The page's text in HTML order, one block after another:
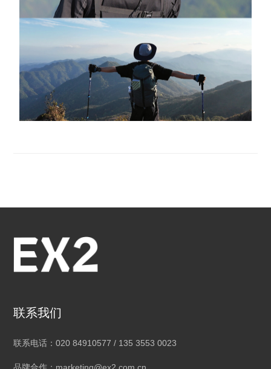
联系我们
联系电话：020 84910577 / 135 3553 0023
品牌合作：marketing@ex2.com.cn